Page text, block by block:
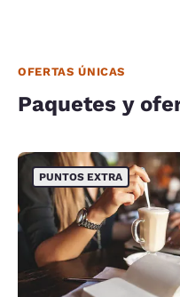
OFERTAS ÚNICAS
Paquetes y
PUNTOS EXTRA